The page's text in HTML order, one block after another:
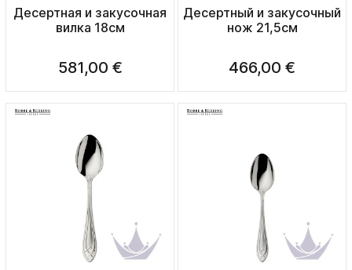
Десертная и закусочная
вилка 18см
581,00 €
Десертный и закусочный
нож 21,5см
466,00 €